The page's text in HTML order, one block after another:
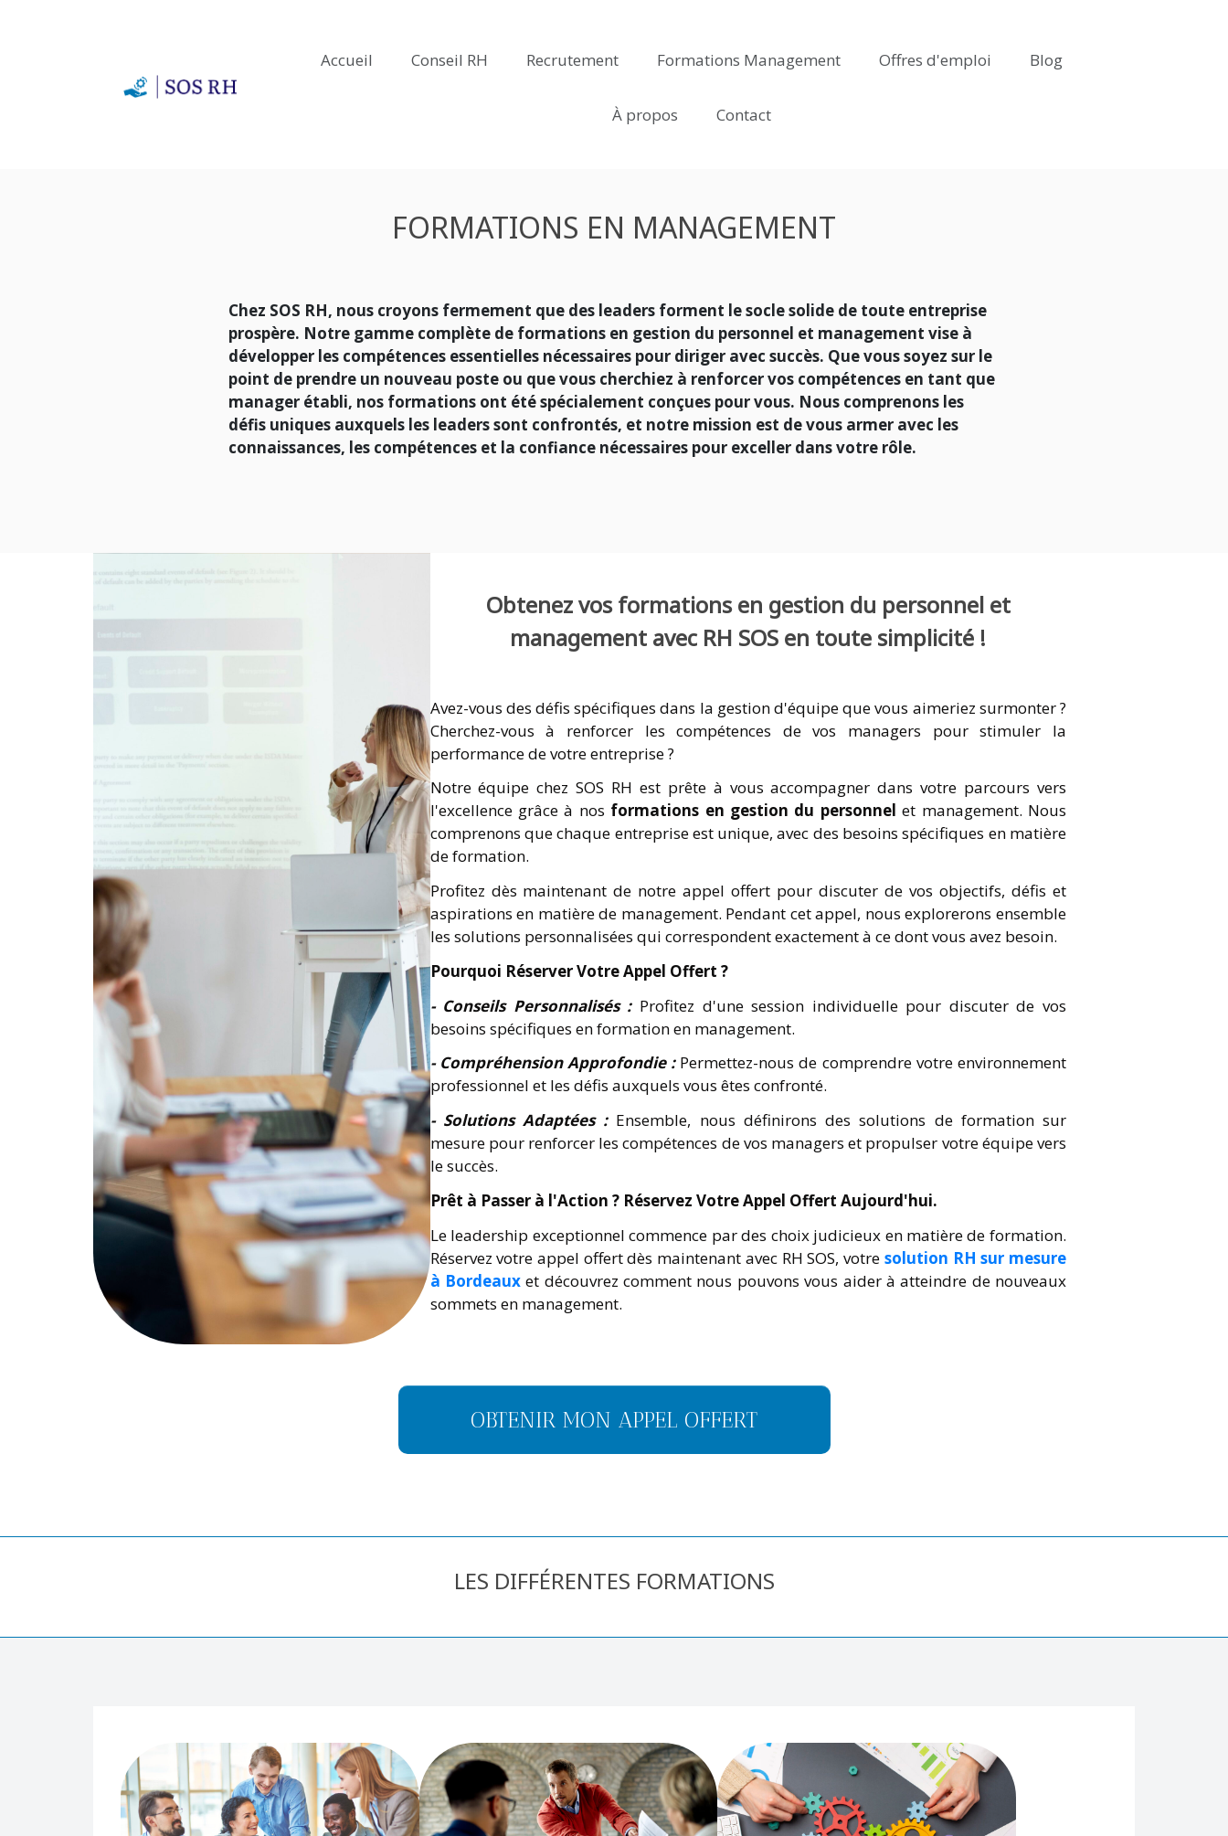
Accueil Conseil RH Recrutement Formations Management Offres d'emploi Blog
À propos Contact
FORMATIONS EN MANAGEMENT
Chez SOS RH, nous croyons fermement que des leaders forment le socle solide de toute entreprise
prospère. Notre gamme complète de formations en gestion du personnel et managementvise à
développer les compétences essentielles nécessaires pour diriger avec succès. Que vous soyez sur le
point de prendre un nouveau poste ou que vous cherchiez à renforcer vos compétences en tant que
manager établi, nos formations ont été spécialement conçues pour vous. Nous comprenons les
défis uniques auxquels les leaders sont confrontés, et notre mission est de vous armer avec les
connaissances, les compétences et la confiance nécessaires pour exceller dans votre rôle.
Obtenez vos formations en gestion du personnel et
management avec RH SOS en toute simplicité !
Avez-vous des défis spécifiques dans la gestion d'équipe que vous aimeriez surmonter ?
Cherchez-vous à renforcer les compétences de vos managers pour stimuler la
performance de votre entreprise ?
Notre équipe chez SOS RH est prête à vous accompagner dans votre parcours vers
l'excellence grâce à nos formations en gestion du personnel et management. Nous
comprenons que chaque entreprise est unique, avec des besoins spécifiques en matière
de formation.
Profitez dès maintenant de notre appel offert pour discuter de vos objectifs, défis et
aspirations en matière de management. Pendant cet appel, nous explorerons ensemble
les solutions personnalisées qui correspondent exactement à ce dont vous avez besoin.
Pourquoi Réserver Votre Appel Offert ?
- Conseils Personnalisés : Profitez d'une session individuelle pour discuter de vos
besoins spécifiques en formation en management.
- Compréhension Approfondie :Permettez-nous de comprendre votre environnement
professionnel et les défis auxquels vous êtes confronté.
- Solutions Adaptées :Ensemble, nous définirons des solutions de formation sur
mesure pour renforcer les compétences de vos managers et propulser votre équipe vers
le succès.
Prêt à Passer à l'Action ? Réservez Votre Appel Offert Aujourd'hui.
Le leadership exceptionnel commence par des choix judicieux en matière de formation.
Réservez votre appel offert dès maintenant avec RH SOS, votre solution RH sur mesure
à Bordeauxet découvrez comment nous pouvons vous aider à atteindre de nouveaux
sommets en management.
OBTENIR MON APPEL OFFERT
LES DIFFÉRENTES FORMATIONS